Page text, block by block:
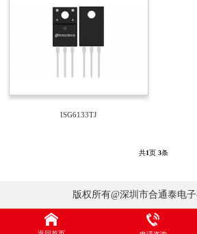
ISG6133TJ
共1页 3条
版权所有@深圳市合通泰电子